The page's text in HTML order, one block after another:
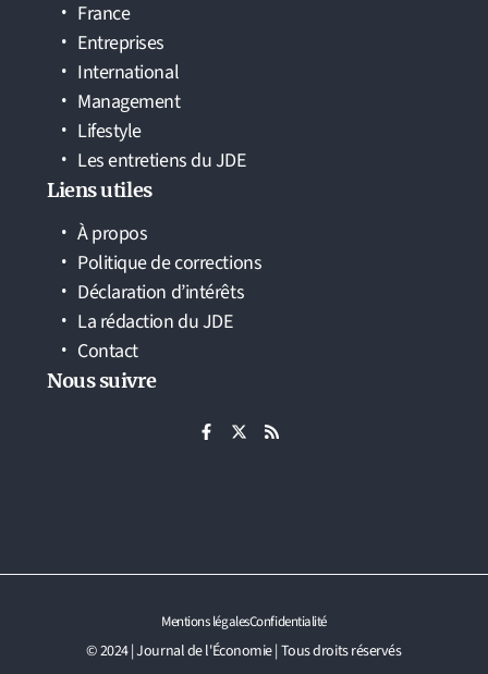
France
Entreprises
International
Management
Lifestyle
Les entretiens du JDE
Liens utiles
À propos
Politique de corrections
Déclaration d’intérêts
La rédaction du JDE
Contact
Nous suivre
© 2024 | Journal de l'Économie | Tous droits réservés
Mentions légalesConfidentialité